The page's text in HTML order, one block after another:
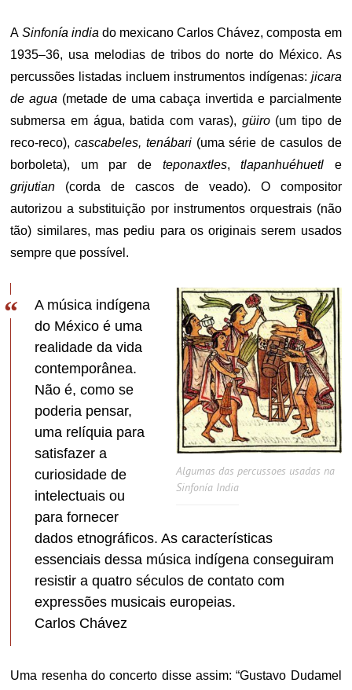
A Sinfonía india do mexicano Carlos Chávez, composta em
1935–36, usa melodias de tribos do norte do México. As
percussões listadas incluem instrumentos indígenas: jicara
de agua (metade de uma cabaça invertida e parcialmente
submersa em água, batida com varas), güiro(um tipo de
reco-reco),cascabeles, tenábari(uma série de casulos de
borboleta), um par de teponaxtles,tlapanhuéhuetl e
grijutian (corda de cascos de veado). O compositor
autorizou a substituição por instrumentos orquestrais (não
tão) similares, mas pediu para os originais serem usados
sempre que possível.
Algumas das percussoes usadas na
Sinfonía India
A música indígena
do México é uma
realidade da vida
contemporânea.
Não é, como se
poderia pensar,
uma relíquia para
satisfazer a
curiosidade de
intelectuais ou
para fornecer
dados etnográficos. As características
essenciais dessa música indígena conseguiram
resistir a quatro séculos de contato com
expressões musicais europeias.
Carlos Chávez
Uma resenha do concerto disse assim: “Gustavo Dudamel